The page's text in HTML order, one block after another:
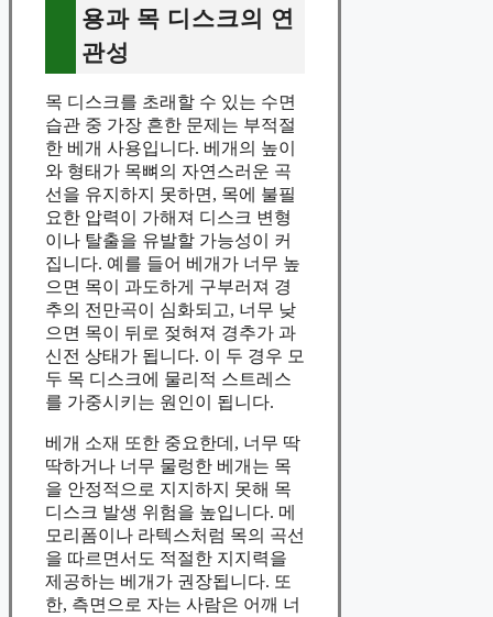
용과 목 디스크의 연
관성
목 디스크를 초래할 수 있는 수면
습관 중 가장 흔한 문제는 부적절
한 베개 사용입니다. 베개의 높이
와 형태가 목뼈의 자연스러운 곡
선을 유지하지 못하면, 목에 불필
요한 압력이 가해져 디스크 변형
이나 탈출을 유발할 가능성이 커
집니다. 예를 들어 베개가 너무 높
으면 목이 과도하게 구부러져 경
추의 전만곡이 심화되고, 너무 낮
으면 목이 뒤로 젖혀져 경추가 과
신전 상태가 됩니다. 이 두 경우 모
두 목 디스크에 물리적 스트레스
를 가중시키는 원인이 됩니다.
베개 소재 또한 중요한데, 너무 딱
딱하거나 너무 물렁한 베개는 목
을 안정적으로 지지하지 못해 목
디스크 발생 위험을 높입니다. 메
모리폼이나 라텍스처럼 목의 곡선
을 따르면서도 적절한 지지력을
제공하는 베개가 권장됩니다. 또
한, 측면으로 자는 사람은 어깨 너